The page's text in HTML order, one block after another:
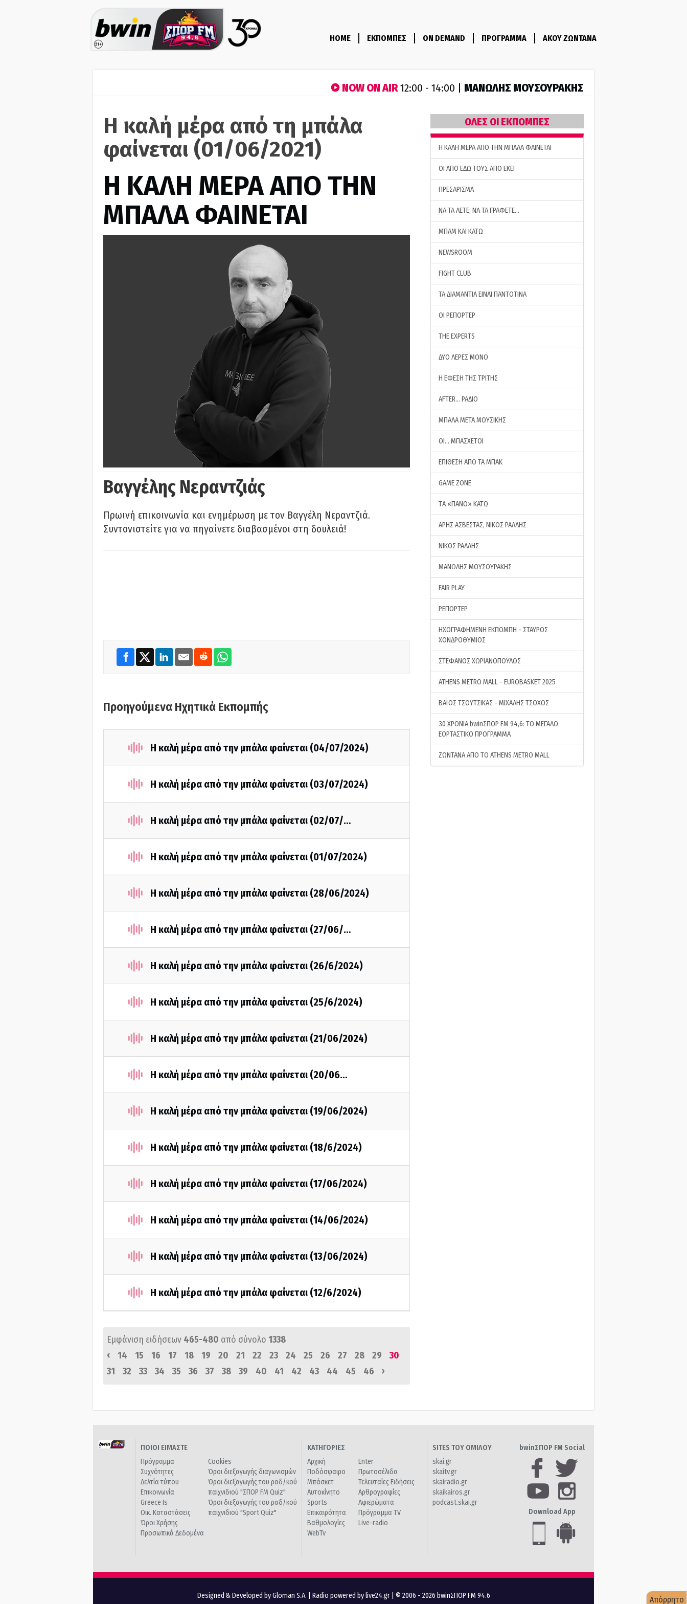
HOME ΕΚΠΟΜΠΕΣ ON DEMAND ΠΡΟΓΡΑΜΜΑ ΑΚΟΥ ΖΩΝΤΑΝΑ
NOW ON AIR12:00 - 14:00 | ΜΑΝΩΛΗΣ ΜΟΥΣΟΥΡΑΚΗΣ
Η καλή μέρα από τη μπάλα
φαίνεται (01/06/2021)
H ΚΑΛΗ ΜΕΡΑ ΑΠΟ ΤΗΝ
ΜΠΑΛΑ ΦΑΙΝΕΤΑΙ
Βαγγέλης Νεραντζιάς
Πρωινή επικοινωνία και ενημέρωση με τον Βαγγέλη Νεραντζιά.
Συντονιστείτε για να πηγαίνετε διαβασμένοι στη δουλειά!
Προηγούμενα Ηχητικά Εκπομπής
Η καλή μέρα από την μπάλα φαίνεται (04/07/2024)
Η καλή μέρα από την μπάλα φαίνεται (03/07/2024)
Η καλή μέρα από την μπάλα φαίνεται (02/07/…
Η καλή μέρα από την μπάλα φαίνεται (01/07/2024)
Η καλή μέρα από την μπάλα φαίνεται (28/06/2024)
Η καλή μέρα από την μπάλα φαίνεται (27/06/…
Η καλή μέρα από την μπάλα φαίνεται (26/6/2024)
Η καλή μέρα από την μπάλα φαίνεται (25/6/2024)
Η καλή μέρα από την μπάλα φαίνεται (21/06/2024)
Η καλή μέρα από την μπάλα φαίνεται (20/06…
Η καλή μέρα από την μπάλα φαίνεται (19/06/2024)
Η καλή μέρα από την μπάλα φαίνεται (18/6/2024)
Η καλή μέρα από την μπάλα φαίνεται (17/06/2024)
Η καλή μέρα από την μπάλα φαίνεται (14/06/2024)
Η καλή μέρα από την μπάλα φαίνεται (13/06/2024)
Η καλή μέρα από την μπάλα φαίνεται (12/6/2024)
Εμφάνιση ειδήσεων 465-480 από σύνολο 1338
‹
14 15 16 17 18 19 20 21 22 23 24 25 26 27 28 29
30
31
32 33 34 35 36 37 38 39 40 41 42 43 44 45 46 ›
ΟΛΕΣ ΟΙ ΕΚΠΟΜΠΕΣ
H ΚΑΛΗ ΜΕΡΑ ΑΠΟ ΤΗΝ ΜΠΑΛΑ ΦΑΙΝΕΤΑΙ
ΟΙ ΑΠΟ ΕΔΩ ΤΟΥΣ ΑΠΟ ΕΚΕΙ
ΠΡΕΣΑΡΙΣΜΑ
ΝΑ ΤΑ ΛΕΤΕ, ΝΑ ΤΑ ΓΡΑΦΕΤΕ…
ΜΠΑΜ ΚΑΙ ΚΑΤΩ
NEWSROOM
FIGHT CLUB
ΤΑ ΔΙΑΜΑΝΤΙΑ ΕΙΝΑΙ ΠΑΝΤΟΤΙΝΑ
ΟΙ ΡΕΠΟΡΤΕΡ
THE EXPERTS
ΔΥΟ ΛΕΡΕΣ ΜΟΝΟ
Η ΕΦΕΣΗ ΤΗΣ ΤΡΙΤΗΣ
AFTER… ΡΑΔΙΟ
ΜΠΑΛΑ ΜΕΤΑ ΜΟΥΣΙΚΗΣ
ΟΙ… ΜΠΑΣΧΕΤΟΙ
ΕΠΙΘΕΣΗ ΑΠΟ ΤΑ ΜΠΑΚ
GAME ZONE
ΤA «ΠΑΝΟ» ΚΑΤΩ
ΑΡΗΣ ΑΣΒΕΣΤΑΣ, ΝΙΚΟΣ ΡΑΛΛΗΣ
ΝΙΚΟΣ ΡΑΛΛΗΣ
ΜΑΝΩΛΗΣ ΜΟΥΣΟΥΡΑΚΗΣ
FAIR PLAY
ΡΕΠΟΡΤΕΡ
ΗΧΟΓΡΑΦΗΜΕΝΗ ΕΚΠΟΜΠΗ - ΣΤΑΥΡΟΣ
ΧΟΝΔΡΟΘΥΜΙΟΣ
ΣΤΕΦΑΝΟΣ ΧΩΡΙΑΝΟΠΟΥΛΟΣ
ATHENS METRO MALL - EUROBASKET 2025
ΒΑΪΟΣ ΤΣΟΥΤΣΙΚΑΣ - ΜΙΧΑΛΗΣ ΤΣΟΧΟΣ
30 ΧΡΟΝΙΑ bwinΣΠΟΡ FM 94,6: ΤΟ ΜΕΓΑΛΟ
ΕΟΡΤΑΣΤΙΚΟ ΠΡΟΓΡΑΜΜΑ
ΖΩΝΤΑΝΑ ΑΠΟ ΤΟ ATHENS METRO MALL
ΠΟΙΟΙ ΕΙΜΑΣΤΕ
Πρόγραμμα
Συχνότητες
Δελτία τύπου
Επικοινωνία
Greece Is
Οικ. Καταστάσεις
Όροι Χρήσης
Προσωπικά Δεδομένα
Cookies
Όροι διεξαγωγής διαγωνισμών
Όροι διεξαγωγής του ραδ/κού
παιχνιδιού "ΣΠΟΡ FM Quiz"
Όροι διεξαγωγής του ραδ/κού
παιχνιδιού "Sport Quiz"
ΚΑΤΗΓΟΡΙΕΣ
Αρχική
Ποδόσφαιρο
Μπάσκετ
Αυτοκίνητο
Sports
Επικαιρότητα
Βαθμολογίες
WebTv
Enter
Πρωτοσέλιδα
Τελευταίες Ειδήσεις
Αρθρογραφίες
Αφιερώματα
Πρόγραμμα TV
Live-radio
SITES ΤΟΥ ΟΜΙΛΟΥ
skai.gr
skaitv.gr
skairadio.gr
skaikairos.gr
podcast.skai.gr
bwinΣΠΟΡ FM Social
Download App
Designed & Developed by Gloman S.A. Radio powered by live24.gr | © 2006 - 2026 bwinΣΠΟΡ FM 94.6 Απόρρητο